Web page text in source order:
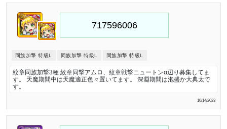
同族加撃 特級L 同族加撃 特級L 同族加撃 特級L
紋章同族加撃3種 紋章同撃アムロ、紋章戦撃ニュートンα辺り募集してま
す。 天魔期間中は天魔適正色々置いてます。 深淵期間は泡盛か大典太で
す。
10/14/2023